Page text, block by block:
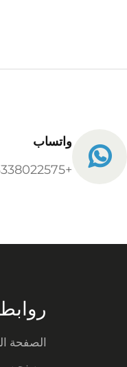
واتساب
+86-13338022575
الصفحة